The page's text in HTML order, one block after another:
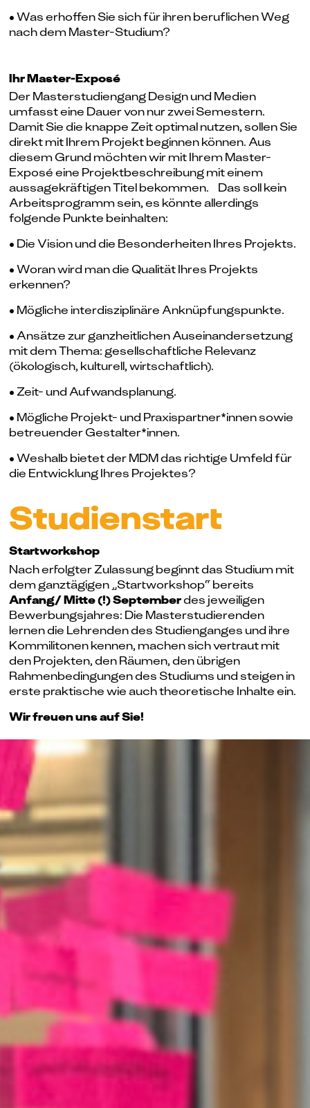
• Was erhoffen Sie sich für ihren beruflichen Weg
nach dem Master-Studium?
Ihr Master-Exposé
Der Masterstudiengang Design und Medien
umfasst eine Dauer von nur zwei Semestern.
Damit Sie die knappe Zeit optimal nutzen, sollen Sie
direkt mit Ihrem Projekt beginnen können. Aus
diesem Grund möchten wir mit Ihrem Master-
Exposé eine Projektbeschreibung mit einem
aussagekräftigen Titel bekommen. Das soll kein
Arbeitsprogramm sein, es könnte allerdings
folgende Punkte beinhalten:
• Die Vision und die Besonderheiten Ihres Projekts.
• Woran wird man die Qualität Ihres Projekts
erkennen?
• Mögliche interdisziplinäre Anknüpfungspunkte.
• Ansätze zur ganzheitlichen Auseinandersetzung
mit dem Thema: gesellschaftliche Relevanz
(ökologisch, kulturell, wirtschaftlich).
• Zeit- und Aufwandsplanung.
• Mögliche Projekt- und Praxispartner*innen sowie
betreuender Gestalter*innen.
• Weshalb bietet der MDM das richtige Umfeld für
die Entwicklung Ihres Projektes?
Studienstart
Startworkshop
Nach erfolgter Zulassung beginnt das Studium mit
dem ganztägigen „Startworkshop“ bereits
Anfang/ Mitte (!) Septemberdes jeweiligen
Bewerbungsjahres: Die Masterstudierenden
lernen die Lehrenden des Studienganges und ihre
Kommilitonen kennen, machen sich vertraut mit
den Projekten, den Räumen, den übrigen
Rahmenbedingungen des Studiums und steigen in
erste praktische wie auch theoretische Inhalte ein.
Wir freuen uns auf Sie!